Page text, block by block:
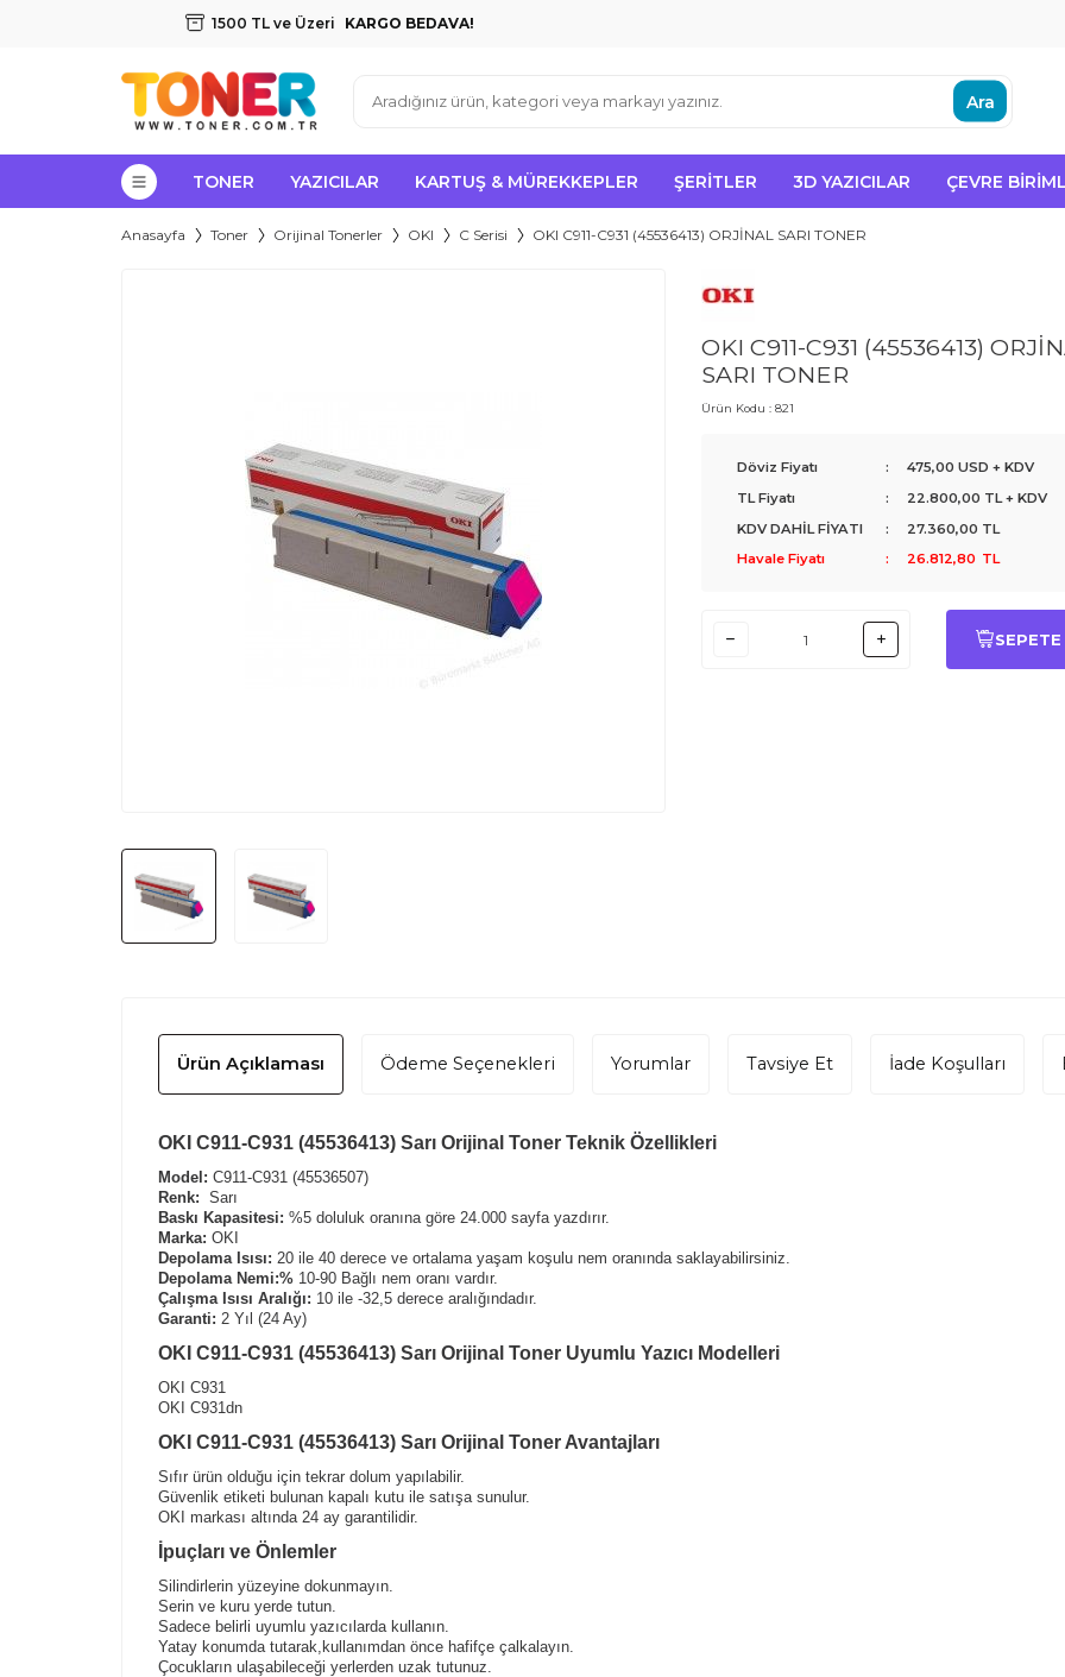
1500 TL ve Üzeri KARGO BEDAVA!
Ara
TONER YAZICILAR KARTUŞ & MÜREKKEPLER ŞERITLER 3D YAZICILAR ÇEVRE
Anasayfa Toner Orijinal Tonerler OKI C Serisi OKI C911-C931 (45536413) ORJİNAL SARI TONER
OKI C911-C931 (45536413)
SARI TONER
Ürün Kodu : 821
Döviz Fiyatı :
475,00 USD + KDV
TL Fiyatı
: 22.800,00 TL + KDV
KDV DAHİL FİYATI
: 27.360,00 TL
Havale Fiyatı
: 26.812,80 TL
SEPETE
Ürün Açıklaması Ödeme Seçenekleri Yorumlar Tavsiye Et İade Koşulları
OKI C911-C931 (45536413) Sarı Orijinal Toner Teknik Özellikleri
Model: C911-C931 (45536507)
Renk: Sarı
Baskı Kapasitesi: %5 doluluk oranına göre 24.000 sayfa yazdırır.
Marka: OKI
Depolama Isısı: 20 ile 40 derece ve ortalama yaşam koşulu nem oranında saklayabilirsiniz.
Depolama Nemi:% 10-90 Bağlı nem oranı vardır.
Çalışma Isısı Aralığı: 10 ile -32,5 derece aralığındadır.
Garanti: 2 Yıl (24 Ay)
OKI C911-C931 (45536413) Sarı Orijinal Toner Uyumlu Yazıcı Modelleri
OKI C931
OKI C931dn
OKI C911-C931 (45536413) Sarı Orijinal Toner Avantajları
Sıfır ürün olduğu için tekrar dolum yapılabilir.
Güvenlik etiketi bulunan kapalı kutu ile satışa sunulur.
OKI markası altında 24 ay garantilidir.
İpuçları ve Önlemler
Silindirlerin yüzeyine dokunmayın.
Serin ve kuru yerde tutun.
Sadece belirli uyumlu yazıcılarda kullanın.
Yatay konumda tutarak,kullanımdan önce hafifçe çalkalayın.
Çocukların ulaşabileceği yerlerden uzak tutunuz.